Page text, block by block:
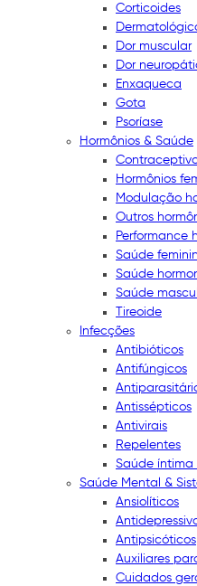
Corticoides
Dor muscular
Dor
Enxaqueca
Gota
Psoríase
Hormônios & Saúde
Hormônios
Modulação
Outros
Performance
Saúde
Saúde
Saúde
Tireoide
Infecções
Antibióticos
Antifúngicos
Antissépticos
Antivirais
Repelentes
Saúde íntima
Saúde Mental &
Ansiolíticos
Antipsicóticos
Auxiliares
Cuidados